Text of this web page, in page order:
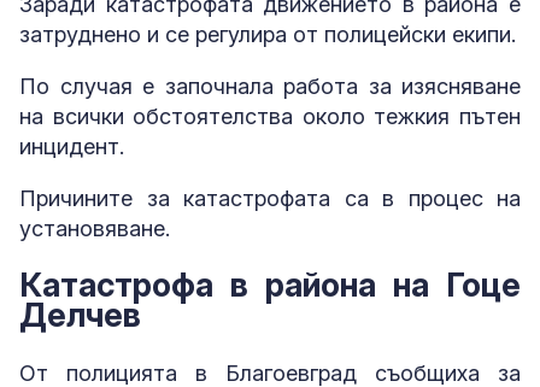
затруднено и се регулира от полицейски екипи.
По случая е започнала работа за изясняване
на всички обстоятелства около тежкия пътен
инцидент.
Причините за катастрофата са в процес на
установяване.
Катастрофа в района на Гоце
Делчев
От полицията в Благоевград съобщиха за